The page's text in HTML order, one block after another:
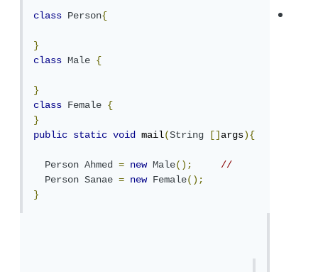
class Person{
}
class
Male {
}
class
Female
{
}
public
static void mail(String []args){
Person Ahmed = new Male();
//
Person
Sanae = new Female();
}